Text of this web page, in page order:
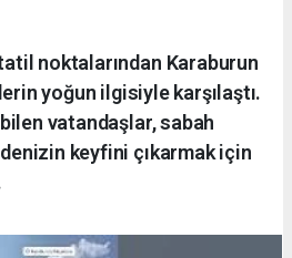
noktalarından Karaburun
yoğun ilgisiyle karşılaştı.
vatandaşlar, sabah
keyfini çıkarmak için